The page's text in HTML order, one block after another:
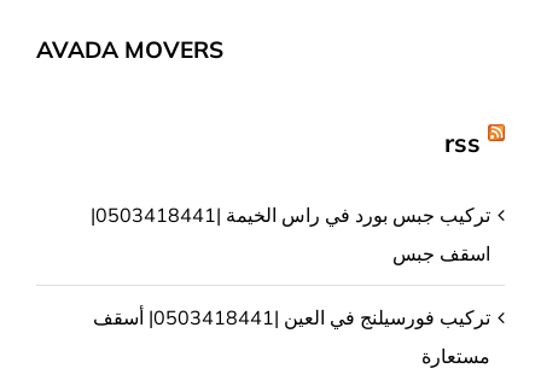
AVADA MOVERS
rss
تركيب جبس بورد في راس الخيمة |0503418441|
اسقف جبس
تركيب فورسيلنج في العين |0503418441| أسقف
مستعارة